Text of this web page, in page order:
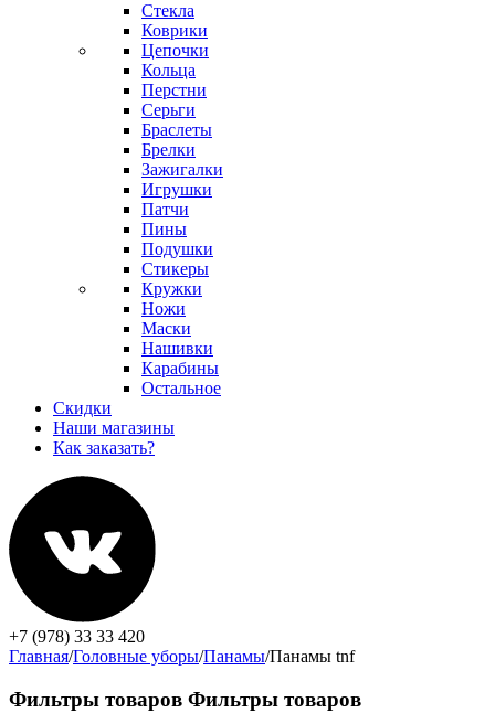
Стекла
Коврики
Цепочки
Кольца
Перстни
Серьги
Браслеты
Брелки
Зажигалки
Игрушки
Патчи
Пины
Подушки
Стикеры
Кружки
Ножи
Маски
Нашивки
Карабины
Остальное
Скидки
Наши магазины
Как заказать?
+7 (978) 33 33 420
Главная/Головные уборы/Панамы/Панамы tnf
Фильтры товаров Фильтры товаров